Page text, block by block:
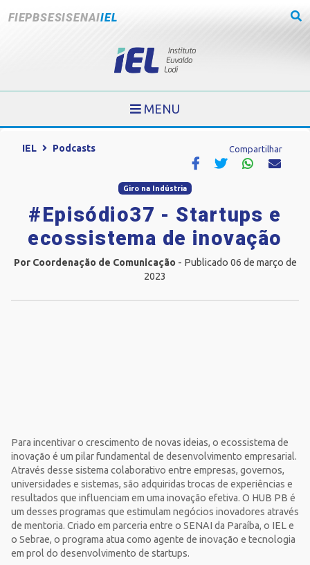
FIEPBSESISENAIIEL
MENU
IEL Podcasts Compartilhar
Giro na Indústria
#Episódio37 - Startups e
ecossistema de inovação
Por Coordenação de Comunicação- Publicado 06 de março de
2023
Para incentivar o crescimento de novas ideias, o ecossistema de
inovação é um pilar fundamental de desenvolvimento empresarial.
Através desse sistema colaborativo entre empresas, governos,
universidades e sistemas, são adquiridas trocas de experiências e
resultados que influenciam em uma inovação efetiva. O HUB PB é
um desses programas que estimulam negócios inovadores através
de mentoria. Criado em parceria entre o SENAI da Paraíba, o IEL e
o Sebrae, o programa atua como agente de inovação e tecnologia
em prol do desenvolvimento de startups.